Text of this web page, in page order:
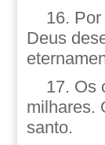
16.
Deus
17. Os
milhares.
santo.